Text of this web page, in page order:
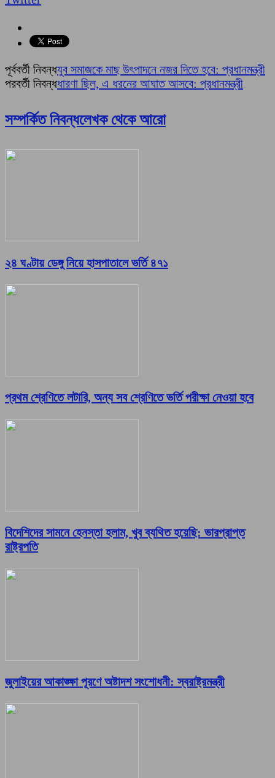
পূর্ববর্তী নিবন্ধযুব সমাজকে মাছ উৎপাদনে নজর দিতে হবে: প্রধানমন্ত্রী
পরবর্তী নিবন্ধধারণা ছিল, এ ধরনের আঘাত আসবে: প্রধানমন্ত্রী
সম্পর্কিত নিবন্ধলেখক থেকে আরো
২৪ ঘণ্টায় ডেঙ্গু নিয়ে হাসপাতালে ভর্তি ৪৭১
প্রথম শ্রেণিতে লটারি, অন্য সব শ্রেণিতে ভর্তি পরীক্ষা নেওয়া হবে
বিদেশিদের সামনে হেনস্তা হলাম, খুব ব্যথিত হয়েছি: ভারপ্রাপ্ত
রাষ্ট্রপতি
জুলাইয়ের আকাঙ্ক্ষা পূরণে অষ্টাদশ সংশোধনী: স্বরাষ্ট্রমন্ত্রী